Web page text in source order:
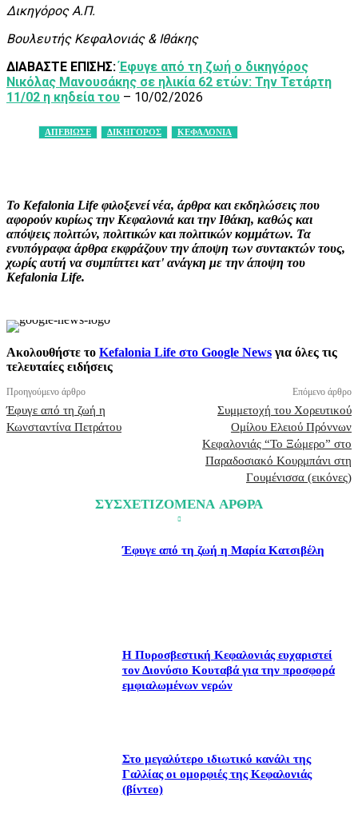
Δικηγόρος Α.Π.
Βουλευτής Κεφαλονιάς & Ιθάκης
ΔΙΑΒΑΣΤΕ ΕΠΙΣΗΣ:Έφυγε από τη ζωή ο δικηγόρος
Νικόλας Μανουσάκης σε ηλικία 62 ετών: Την Τετάρτη
11/02 η κηδεία του – 10/02/2026
ΑΠΕΒΙΩΣΕ ΔΙΚΗΓΟΡΟΣ ΚΕΦΑΛΟΝΙΑ
Το Kefalonia Life φιλοξενεί νέα, άρθρα και εκδηλώσεις που
αφορούν κυρίως την Κεφαλονιά και την Ιθάκη, καθώς και
απόψεις πολιτών, πολιτικών και πολιτικών κομμάτων. Τα
ενυπόγραφα άρθρα εκφράζουν την άποψη των συντακτών τους,
χωρίς αυτή να συμπίπτει κατ' ανάγκη με την άποψη του
Kefalonia Life.
Ακολουθήστε το Kefalonia Life στο Google News για όλες τις
τελευταίες ειδήσεις
Προηγούμενο άρθρο
Έφυγε από τη ζωή η
Κωνσταντίνα Πετράτου
Επόμενο άρθρο
Συμμετοχή του Χορευτικού
Ομίλου Ελειού Πρόννων
Κεφαλονιάς “Το Ξώμερο” στο
Παραδοσιακό Κουρμπάνι στη
Γουμένισσα (εικόνες)
ΣΥΣΧΕΤΙΖΟΜΕΝΑ ΑΡΘΡΑ
Έφυγε από τη ζωή η Μαρία Κατσιβέλη
Η Πυροσβεστική Κεφαλονιάς ευχαριστεί
τον Διονύσιο Κουταβά για την προσφορά
εμφιαλωμένων νερών
Στο μεγαλύτερο ιδιωτικό κανάλι της
Γαλλίας οι ομορφιές της Κεφαλονιάς
(βίντεο)